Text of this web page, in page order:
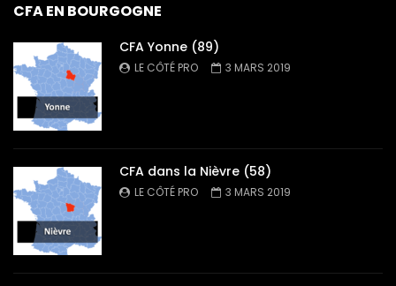
CFA EN BOURGOGNE
CFA Yonne (89)
LE CÔTÉ PRO 3 MARS 2019
CFA dans la Nièvre (58)
LE CÔTÉ PRO 3 MARS 2019